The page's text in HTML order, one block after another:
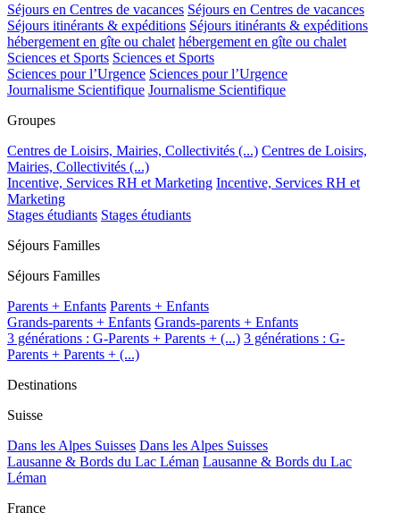
Séjours en Centres de vacances Séjours en Centres de vacances
Séjours itinérants & expéditions Séjours itinérants & expéditions
hébergement en gîte ou chalet hébergement en gîte ou chalet
Sciences et Sports Sciences et Sports
Sciences pour l’Urgence Sciences pour l’Urgence
Journalisme Scientifique Journalisme Scientifique
Groupes
Centres de Loisirs, Mairies, Collectivités (...) Centres de Loisirs,
Mairies, Collectivités (...)
Incentive, Services RH et Marketing Incentive, Services RH et
Marketing
Stages étudiants Stages étudiants
Séjours Familles
Séjours Familles
Parents + Enfants Parents + Enfants
Grands-parents + Enfants Grands-parents + Enfants
3 générations : G-Parents + Parents + (...) 3 générations : G-
Parents + Parents + (...)
Destinations
Suisse
Dans les Alpes Suisses Dans les Alpes Suisses
Lausanne & Bords du Lac Léman Lausanne & Bords du Lac
Léman
France